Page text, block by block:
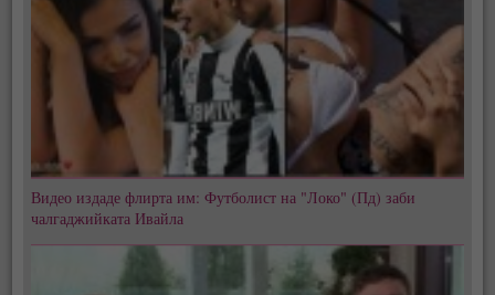
Видео издаде флирта им: Футболист на "Локо" (Пд) заби
чалгаджийката Ивайла